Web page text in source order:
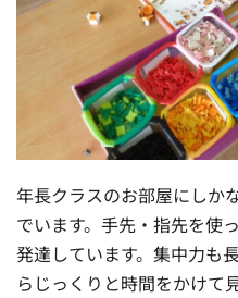
年長クラスのお部屋にしか
でいます。手先・指先を使
発達しています。集中力も
らじっくりと時間をかけて